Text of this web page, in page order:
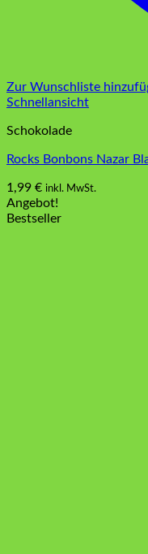
Zur Wunschliste
Schnellansicht
Schokolade
Rocks Bonbons Nazar
1,99 € inkl. MwSt.
Angebot!
Bestseller